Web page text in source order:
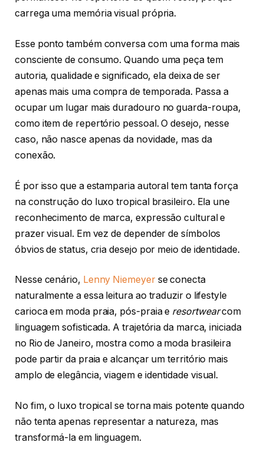
carrega uma memória visual própria.
Esse ponto também conversa com uma forma mais
consciente de consumo. Quando uma peça tem
autoria, qualidade e significado, ela deixa de ser
apenas mais uma compra de temporada. Passa a
ocupar um lugar mais duradouro no guarda-roupa,
como item de repertório pessoal. O desejo, nesse
caso, não nasce apenas da novidade, mas da
conexão.
É por isso que a estamparia autoral tem tanta força
na construção do luxo tropical brasileiro. Ela une
reconhecimento de marca, expressão cultural e
prazer visual. Em vez de depender de símbolos
óbvios de status, cria desejo por meio de identidade.
Nesse cenário, Lenny Niemeyerse conecta
naturalmente a essa leitura ao traduzir o lifestyle
carioca em moda praia, pós-praia e resortwearcom
linguagem sofisticada. A trajetória da marca, iniciada
no Rio de Janeiro, mostra como a moda brasileira
pode partir da praia e alcançar um território mais
amplo de elegância, viagem e identidade visual.
No fim, o luxo tropical se torna mais potente quando
não tenta apenas representar a natureza, mas
transformá-la em linguagem.